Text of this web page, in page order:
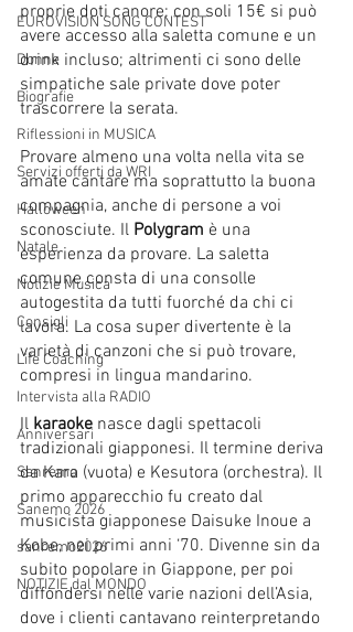
EUROVISION SONG CONTEST
Donne
Biografie
Riflessioni in MUSICA
Servizi offerti da WRI
Halloween
Natale
Notizie Musica
Consigli
Life Coaching
Intervista alla RADIO
Anniversari
Sanremo
Sanemo 2026
sanremo2026
NOTIZIE dal MONDO
proprie doti canore: con soli 15€ si può
avere accesso alla saletta comune e un
drink incluso; altrimenti ci sono delle
simpatiche sale private dove poter
trascorrere la serata.
Provare almeno una volta nella vita se
amate cantare ma soprattutto la buona
compagnia, anche di persone a voi
sconosciute. Il Polygram è una
esperienza da provare. La saletta
comune consta di una consolle
autogestita da tutti fuorché da chi ci
lavora. La cosa super divertente è la
varietà di canzoni che si può trovare,
compresi in lingua mandarino.
Il karaoke nasce dagli spettacoli
tradizionali giapponesi. Il termine deriva
da Kara (vuota) e Kesutora (orchestra). Il
primo apparecchio fu creato dal
musicista giapponese Daisuke Inoue a
Kobe, nei primi anni ‘70. Divenne sin da
subito popolare in Giappone, per poi
diffondersi nelle varie nazioni dell’Asia,
dove i clienti cantavano reinterpretando